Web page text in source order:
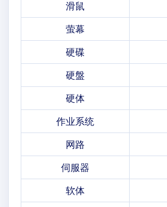
滑鼠
萤幕
硬碟
硬盤
硬体
作业系统
网路
伺服器
软体